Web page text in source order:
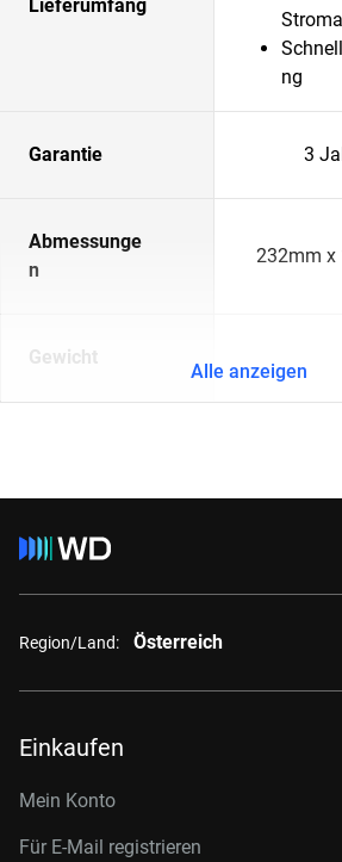
Lieferumfang
ng
Garantie 3
Abmessunge
n
232mm x
Gewicht
Alle anzeigen
Region/Land: Österreich
Einkaufen
Mein Konto
Für E-Mail registrieren